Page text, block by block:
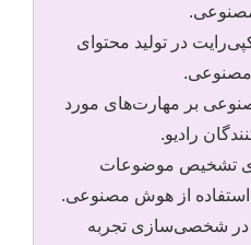
در تولید محتوای
بر مهارت‌های مورد
رادیو.
تشخیص موضوعات
استفاده از هوش مصنوعی.
شخصی‌سازی تجربه